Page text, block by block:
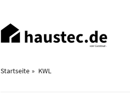
Haupt-
Navigation
Startseite
KWL